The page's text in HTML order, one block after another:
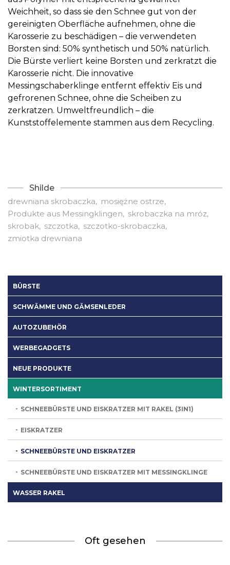
BÜRSTE
SCHWÄMME UND GÄMSENLEDER
AUTOZUBEHÖR
WERBEGADGETS
NEUE PRODUKTE
WINTERSORTIMENT
SCHNEEBÜRSTE UND EISKRATZER MIT RAKEL (3IN1)
EISKRATZER
SCHNEEBÜRSTE UND EISKRATZER
SCHNEEBÜRSTE UND EISKRATZER MIT MESSINGKLINGE
WASSER RAKEL
Weichheit, so dass sie den Schnee gut von der
gereinigten Oberfläche aufnehmen, ohne die
Karosserie zu beschädigen – die verwendeten
Borsten sind: 50% synthetisch und 50% natürlich.
Die Bürste verliert keine Borsten und zerkratzt die
Karosserie nicht. Die innovative
Messingschaberklinge entfernt effektiv Eis und
gefrorenen Schnee, ohne die Scheiben zu
zerkratzen. Umweltfreundlich – die
Kunststoffelemente stammen aus dem Recycling.
Shilde
drewniana skrobaczka
mosiężne ostrze
Produkte aus Messingklingen
skrobaczka na mróz
skrobak szczotka
szczotko-skrobaczka
zmiotka drewniana
Oft gesehen